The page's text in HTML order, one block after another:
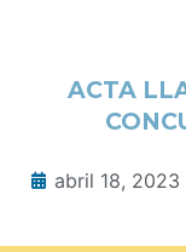
ACTA
abril 18, 2023